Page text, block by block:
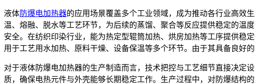
液体防爆电加热器的应用场景覆盖多个工业领域，成为推动各行业高效
温、熔融、脱水等工艺环节，为后续的蒸馏、聚合等反应提供稳定的温
安全。在纺织印染行业，能为热定型辊筒加热、烘房加热等工序提供稳
用于工艺用水加热、原料干燥、设备保温等多个环节。由于其具备良好
对于液体防爆电加热器的生产制造而言，技术把控与工艺细节直接决定
质，确保电热元件与外壳能够长期稳定工作。生产过程中，对防爆结构